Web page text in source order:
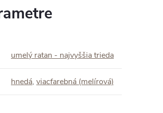
umelý ratan - najvyššia trieda
hnedá, viacfarebná (melírová)